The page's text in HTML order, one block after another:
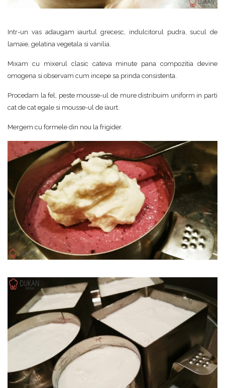
Intr-un vas adaugam iaurtul grecesc, indulcitorul pudra, sucul de
lamaie, gelatina vegetala si vanilia.
Mixam cu mixerul clasic cateva minute pana compozitia devine
omogena si observam cum incepe sa prinda consistenta.
Procedam la fel, peste mousse-ul de mure distribuim uniform in parti
cat de cat egale si mousse-ul de iaurt.
Mergem cu formele din nou la frigider.